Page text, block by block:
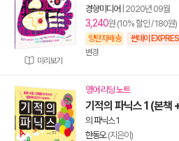
미리보기
경향미디어 2020년 09월
3,240원 (10% 할인 / 180원)
양탄자배송 썬데이
변경
영어 리딩 노트
기적의 파닉스 1 (본책
의 파닉스 1
한동오(지은이)